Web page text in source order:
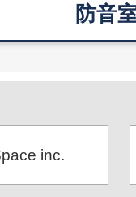
防音
inc.